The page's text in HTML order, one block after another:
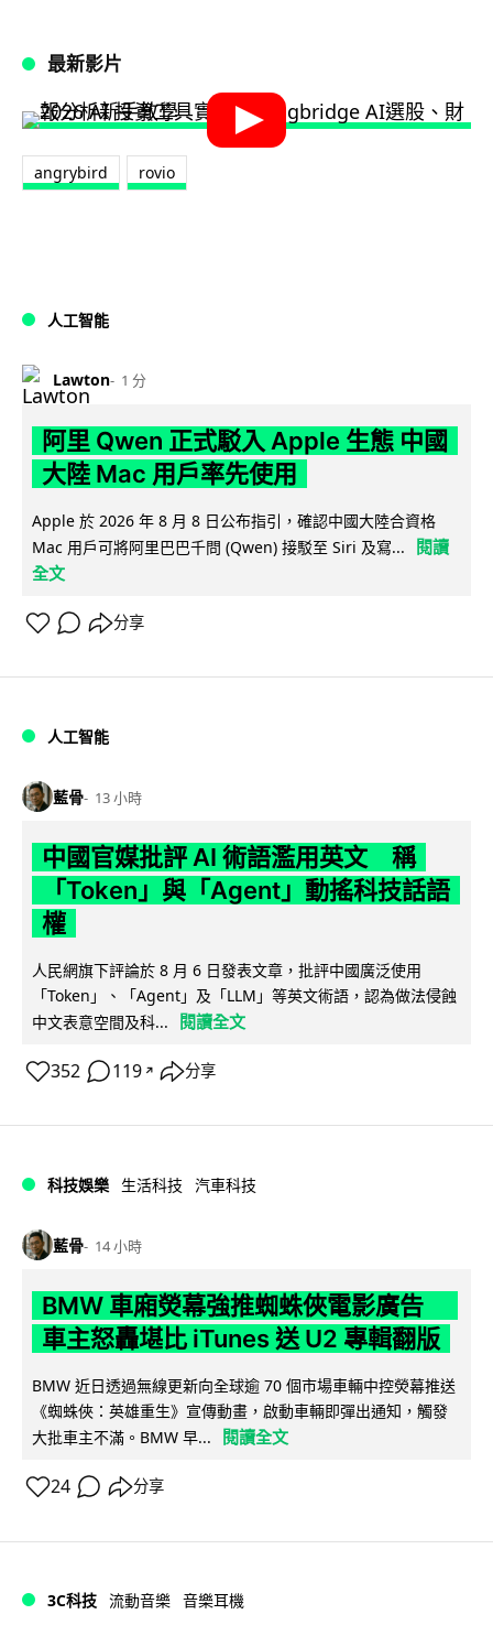
最新影片
angrybird rovio
人工智能
Lawton 1 分
阿里 Qwen 正式駁入 Apple 生態 中國
大陸 Mac 用戶率先使用
Apple 於 2026 年 8 月 8 日公布指引，確認中國大陸合資格
Mac 用戶可將阿里巴巴千問 (Qwen) 接駁至 Siri 及寫...
閱讀
全文
分享
人工智能
藍骨 13 小時
中國官媒批評 AI 術語濫用英文 稱
「Token」與「Agent」動搖科技話語
權
人民網旗下評論於 8 月 6 日發表文章，批評中國廣泛使用
「Token」、「Agent」及「LLM」等英文術語，認為做法侵蝕
中文表意空間及科...
閱讀全文
352 119 ↗ 分享
科技娛樂 生活科技 汽車科技
藍骨 14 小時
BMW 車廂熒幕強推蜘蛛俠電影廣告
車主怒轟堪比 iTunes 送 U2 專輯翻版
BMW 近日透過無線更新向全球逾 70 個市場車輛中控熒幕推送
《蜘蛛俠：英雄重生》宣傳動畫，啟動車輛即彈出通知，觸發
大批車主不滿。BMW 早...
閱讀全文
24 分享
3C科技 流動音樂 音樂耳機